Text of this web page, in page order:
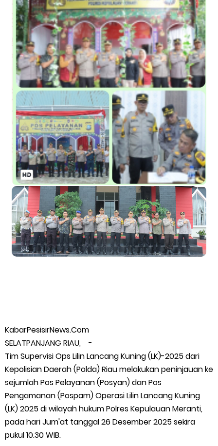
Teluk Belitung Bagaikan Kota Mati Disaat Listrik Diberlakukan
Pemadaman Secara Bergilir, Mesin 600 kW Diharapkan Jadi
Solusi.
F-PETIR Desak Pemkab Lingga Segera Buka Solusi Tambang
Timah Rakyat: Jangan Hanya di Laut yang Beroperasi,
Tambang Timah di Darat Juga Butuh Hidup
Saat Duka Menyelimuti Korban Serangan Monyet, YBM PLN UP3
Rengat Bersama PW IWO Riau Ulurkan Tangan Kemanusiaan
Wabup Meranti Serahkan Santunan BPJS Rp52 Juta,
Optimalisasi Pelaksanaan Program Jaminan Sosial
Ketenagakerjaan Diperkuat
Pulihkan Konektivitas Pascabencana, HKI Rampungkan
Penanganan Jalur Lembah Anai dan Malalak
Bupati Asmar Lepas 77 Kontingen Pramuka Meranti Ikuti
Jambore Nasional XII 2026 di Cibubur
KabarPesisirNews.Com
SELATPANJANG RIAU, -
Tim Supervisi Ops Lilin Lancang Kuning (LK)-2025 dari
Kepolisian Daerah (Polda) Riau melakukan peninjauan ke
sejumlah Pos Pelayanan (Posyan) dan Pos
Pengamanan (Pospam) Operasi Lilin Lancang Kuning
(LK) 2025 di wilayah hukum Polres Kepulauan Meranti,
pada hari Jum'at tanggal 26 Desember 2025 sekira
pukul 10.30 WIB.